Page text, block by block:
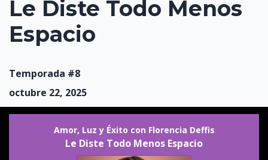
Le Diste Todo Menos
Espacio
Temporada #8
octubre 22, 2025